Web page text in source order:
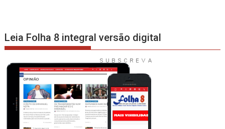
Leia Folha 8 integral versão digital